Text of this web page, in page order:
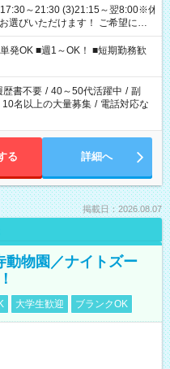
～21:30 (3)21:15～翌8:00※休
選びいただけます！ ご希望に合
17
時/18-22時/20-翌4時/21-翌5
都合で選んで頂ける完全自由シ
発OK ■週1～OK！ ■短期勤務歓
歴書不要 / 40～50代活躍中 / 副
10名以上の大量募集 / 電話対応な
る 詳細へ
掲載日：2026.08.07
物園／ナイトズー
大学生歓迎 ブランクOK